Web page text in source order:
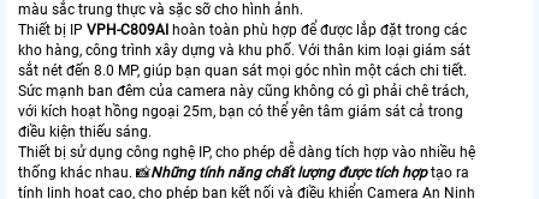
màu sắc trung thực và sặc sỡ cho hình ảnh.
Thiết bị IP VPH-C809AI hoàn toàn phù hợp để được lắp đặt trong các
kho hàng, công trình xây dựng và khu phố. Với thân kim loại giám sát
sắt nét đến 8.0 MP, giúp bạn quan sát mọi góc nhìn một cách chi tiết.
Sức mạnh ban đêm của camera này cũng không có gì phải chê trách,
với kích hoạt hồng ngoại 25m, bạn có thể yên tâm giám sát cả trong
điều kiện thiếu sáng.
Thiết bị sử dụng công nghệ IP, cho phép dễ dàng tích hợp vào nhiều hệ
thống khác nhau. 📸Những tính năng chất lượng được tích hợptạo ra
tính linh hoạt cao, cho phép bạn kết nối và điều khiển Camera An Ninh